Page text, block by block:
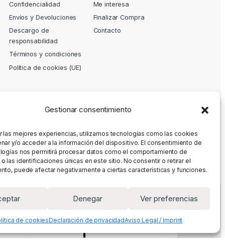
Gestionar consentimiento
las mejores experiencias, utilizamos tecnologías como las cookies
y/o acceder a la información del dispositivo. El consentimiento de
nos permitirá procesar datos como el comportamiento de
las identificaciones únicas en este sitio. No consentir o retirar el
puede afectar negativamente a ciertas características y funciones.
Denegar Ver preferencias
de cookiesDeclaración de privacidadAviso Legal / Imprint
Confidencialidad
Envíos y Devoluciones
Descargo de
responsabilidad
Términos y condiciones
Política de cookies (UE)
Me interesa
Finalizar Compra
Contacto